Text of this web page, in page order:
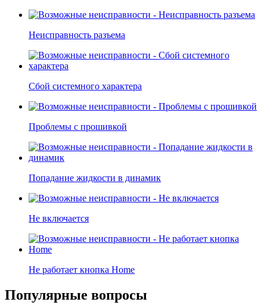
Неисправность разъема
Сбой системного характера
Проблемы с прошивкой
Попадание жидкости в динамик
Не включается
Не работает кнопка Home
Популярные вопросы